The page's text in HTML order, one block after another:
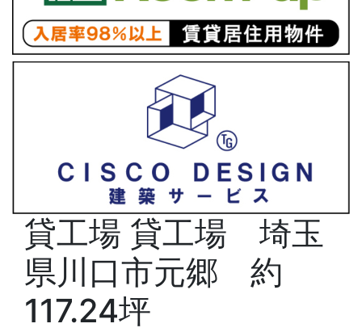
貸工場 貸工場 埼玉
県川口市元郷 約
117.24坪